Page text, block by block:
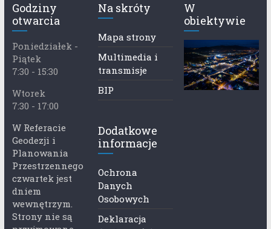
Godziny
otwarcia
Poniedziałek -
Piątek
7:30 - 15:30
Wtorek
7:30 - 17:00
W Referacie
Geodezji i
Planowania
Przestrzennego
czwartek jest
dniem
wewnętrzym.
Strony nie są
Na skróty
Mapa strony
Multimedia i
transmisje
BIP
Dodatkowe
informacje
Ochrona
Danych
Osobowych
Deklaracja
W
obiektywie